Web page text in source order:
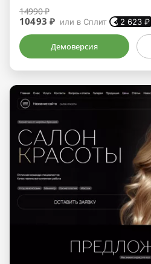
14990 ₽
10493 ₽ или в Сплит 2 623 ₽
Демоверсия